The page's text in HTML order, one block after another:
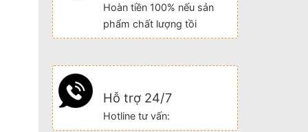
Hoàn tiền 100% nếu sản
phẩm chất lượng tồi
Hỗ trợ 24/7
Hotline tư vấn: